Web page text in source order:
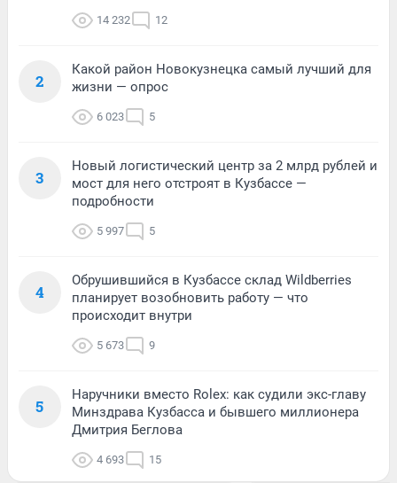
14 232 12
2
Какой район Новокузнецка самый лучший для
жизни — опрос
6 023 5
3
Новый логистический центр за 2 млрд рублей и
мост для него отстроят в Кузбассе —
подробности
5 997 5
4
Обрушившийся в Кузбассе склад Wildberries
планирует возобновить работу — что
происходит внутри
5 673 9
5
Наручники вместо Rolex: как судили экс-главу
Минздрава Кузбасса и бывшего миллионера
Дмитрия Беглова
4 693 15